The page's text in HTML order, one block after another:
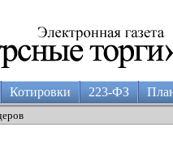
Котировки 223-ФЗ